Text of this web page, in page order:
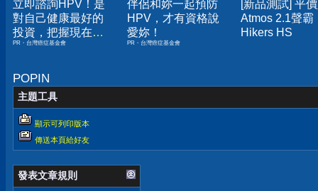
立即諮詢HPV！是
對自己健康最好的
投資，把握現在不
嫌晚！
PR・台灣癌症基金會
伴侶和妳一起預防
HPV，才有資格說
愛妳！
PR・台灣癌症基金會
[新品測試] 平
Atmos 2.1聲霸
Hikers HS
POPIN
主題工具
顯示可列印版本
傳送本頁給好友
發表文章規則